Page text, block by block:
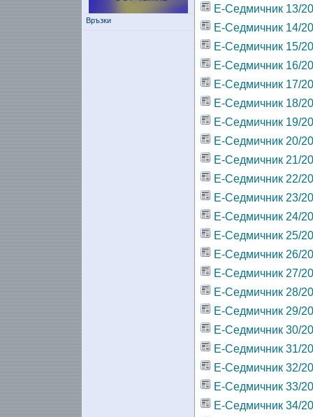
Връзки
Е-Седмичник 13/
Е-Седмичник 14/
Е-Седмичник 15/
Е-Седмичник 16/
Е-Седмичник 17/
Е-Седмичник 18/
Е-Седмичник 19/
Е-Седмичник 20/
Е-Седмичник 21/
Е-Седмичник 22/
Е-Седмичник 23/
Е-Седмичник 24/
Е-Седмичник 25/
Е-Седмичник 26/
Е-Седмичник 27/
Е-Седмичник 28/
Е-Седмичник 29/
Е-Седмичник 30/
Е-Седмичник 31/
Е-Седмичник 32/
Е-Седмичник 33/
Е-Седмичник 34/